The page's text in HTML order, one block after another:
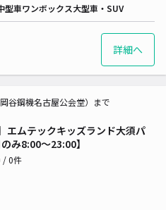
型車ワンボックス大型車・SUV
詳細へ
エムテックキッズランド大須パ
み8:00～23:00】
谷鋼機名古屋公会堂）まで
/ 0件